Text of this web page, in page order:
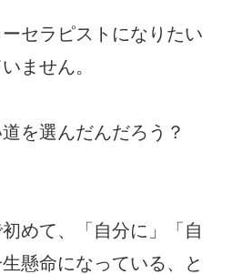
セラピストになりたい
ません。
を選んだんだろう？
めて、「自分に」「自
懸命になっている、と